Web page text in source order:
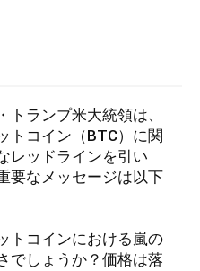
トランプ米大統領は、
トコイン（BTC）に関
レッドラインを引い
要なメッセージは以下
トコインにおける嵐の
でしょうか？価格は落